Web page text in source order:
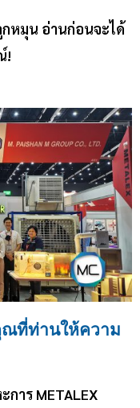
หมุน อ่านก่อนจะได้
!
ณที่ท่านให้ความ
การ METALEX